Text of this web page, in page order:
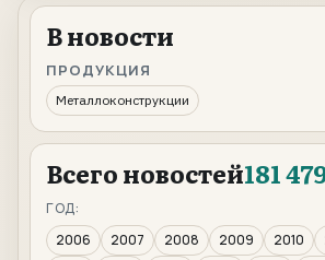
В новости
ПРОДУКЦИЯ
Металлоконструкции
Всего новостей181
ГОД:
2006
2007 2008 2009 2010